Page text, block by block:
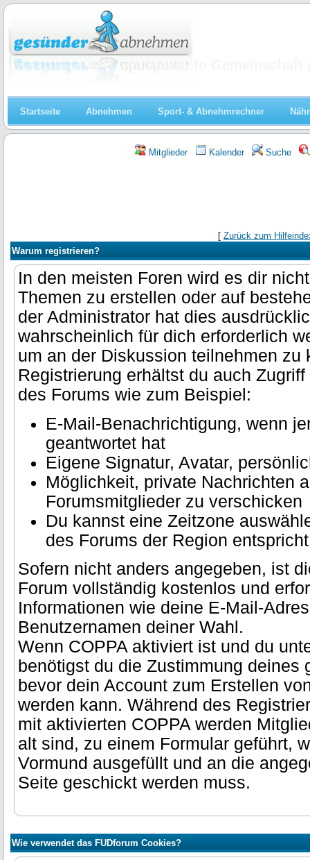
Startseite Abnehmen Sport- & Abnehmrechner
Mitglieder Kalender Suche
[ Zurück zum
Warum registrieren?
In den meisten Foren wird es dir
Themen zu erstellen oder auf
der Administrator hat dies
wahrscheinlich für dich erforderlich
um an der Diskussion teilnehmen zu
Registrierung erhältst du auch
des Forums wie zum Beispiel:
E-Mail-Benachrichtigung, wenn
geantwortet hat
Eigene Signatur, Avatar,
Möglichkeit, private Nachrichten
Forumsmitglieder zu verschicken
Du kannst eine Zeitzone
des Forums der Region
Sofern nicht anders angegeben, ist
Forum vollständig kostenlos und
Informationen wie deine E-Mail-
Benutzernamen deiner Wahl.
Wenn COPPA aktiviert ist und du
benötigst du die Zustimmung deines
bevor dein Account zum Erstellen
werden kann. Während des
mit aktivierten COPPA werden
alt sind, zu einem Formular geführt,
Vormund ausgefüllt und an die
Seite geschickt werden muss.
Wie verwendet das FUDforum Cookies?